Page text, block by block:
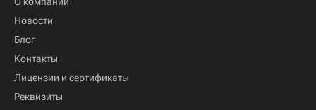
Новости
Блог
Контакты
Лицензии и сертификаты
Реквизиты